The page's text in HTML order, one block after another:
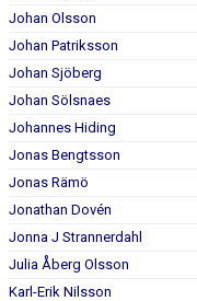
Johan Olsson
Johan Patriksson
Johan Sjöberg
Johan Sölsnaes
Johannes Hiding
Jonas Bengtsson
Jonas Rämö
Jonathan Dovén
Jonna J Strannerdahl
Julia Åberg Olsson
Karl-Erik Nilsson